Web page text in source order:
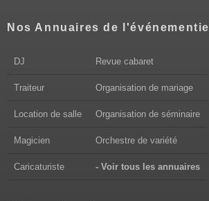
Nos Annuaires de l'événementiel
DJ Revue cabaret
Traiteur Organisation de mariage
Location de salle Organisation de séminaire
Magicien Orchestre de variété
Caricaturiste - Voir tous les annuaires